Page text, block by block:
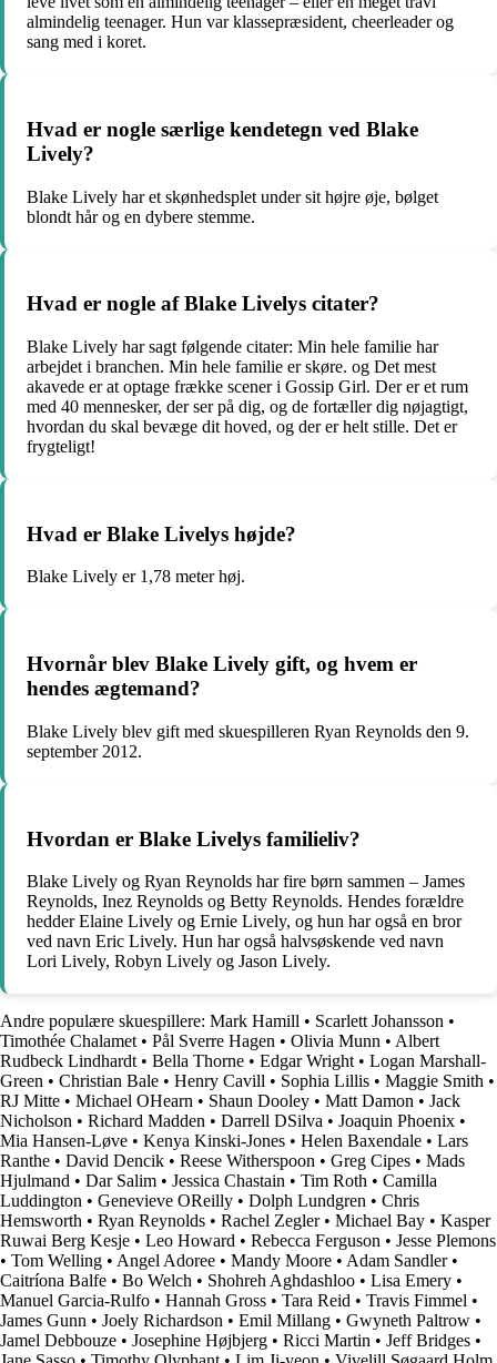
almindelig teenager. Hun var klassepræsident, cheerleader og
sang med i koret.
Hvad er nogle særlige kendetegn ved Blake
Lively?
Blake Lively har et skønhedsplet under sit højre øje, bølget
blondt hår og en dybere stemme.
Hvad er nogle af Blake Livelys citater?
Blake Lively har sagt følgende citater: Min hele familie har
arbejdet i branchen. Min hele familie er skøre. og Det mest
akavede er at optage frække scener i Gossip Girl. Der er et rum
med 40 mennesker, der ser på dig, og de fortæller dig nøjagtigt,
hvordan du skal bevæge dit hoved, og der er helt stille. Det er
frygteligt!
Hvad er Blake Livelys højde?
Blake Lively er 1,78 meter høj.
Hvornår blev Blake Lively gift, og hvem er
hendes ægtemand?
Blake Lively blev gift med skuespilleren Ryan Reynolds den 9.
september 2012.
Hvordan er Blake Livelys familieliv?
Blake Lively og Ryan Reynolds har fire børn sammen – James
Reynolds, Inez Reynolds og Betty Reynolds. Hendes forældre
hedder Elaine Lively og Ernie Lively, og hun har også en bror
ved navn Eric Lively. Hun har også halvsøskende ved navn
Lori Lively, Robyn Lively og Jason Lively.
Andre populære skuespillere: Mark Hamill • Scarlett Johansson •
Timothée Chalamet • Pål Sverre Hagen • Olivia Munn • Albert
Rudbeck Lindhardt • Bella Thorne • Edgar Wright • Logan Marshall-
Green • Christian Bale • Henry Cavill • Sophia Lillis • Maggie Smith •
RJ Mitte • Michael OHearn • Shaun Dooley • Matt Damon • Jack
Nicholson • Richard Madden • Darrell DSilva • Joaquin Phoenix •
Mia Hansen-Løve • Kenya Kinski-Jones • Helen Baxendale • Lars
Ranthe • David Dencik • Reese Witherspoon • Greg Cipes • Mads
Hjulmand • Dar Salim • Jessica Chastain • Tim Roth • Camilla
Luddington • Genevieve OReilly • Dolph Lundgren • Chris
Hemsworth • Ryan Reynolds • Rachel Zegler• Michael Bay • Kasper
Ruwai Berg Kesje • Leo Howard • Rebecca Ferguson • Jesse Plemons
• Tom Welling • Angel Adoree • Mandy Moore • Adam Sandler•
Caitríona Balfe • Bo Welch • Shohreh Aghdashloo • Lisa Emery •
Manuel Garcia-Rulfo • Hannah Gross • Tara Reid • Travis Fimmel •
James Gunn • Joely Richardson • Emil Millang • Gwyneth Paltrow •
Jamel Debbouze • Josephine Højbjerg • Ricci Martin • Jeff Bridges •